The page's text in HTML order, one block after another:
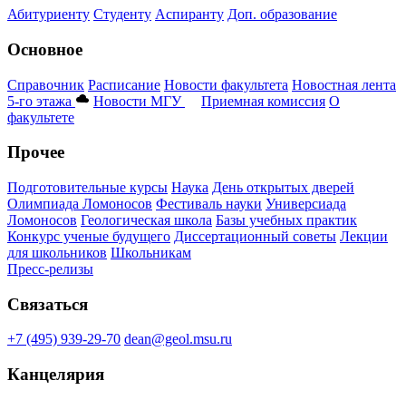
Абитуриенту Студенту Аспиранту Доп. образование
Основное
Справочник Расписание Новости факультета Новостная лента
5-го этажа
Новости МГУ Приемная комиссия О
факультете
Прочее
Подготовительные курсы Наука День открытых дверей
Олимпиада Ломоносов Фестиваль науки Универсиада
Ломоносов Геологическая школа Базы учебных практик
Конкурс ученые будущего Диссертационный советы Лекции
для школьников Школьникам
Пресс-релизы
Связаться
+7 (495) 939-29-70 dean@geol.msu.ru
Канцелярия